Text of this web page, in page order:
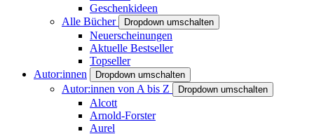
Geschenkideen
Alle Bücher
Dropdown umschalten
Neuerscheinungen
Aktuelle Bestseller
Topseller
Autor:innen
Dropdown umschalten
Autor:innen von A bis Z Dropdown umschalten
Alcott
Arnold-Forster
Aurel